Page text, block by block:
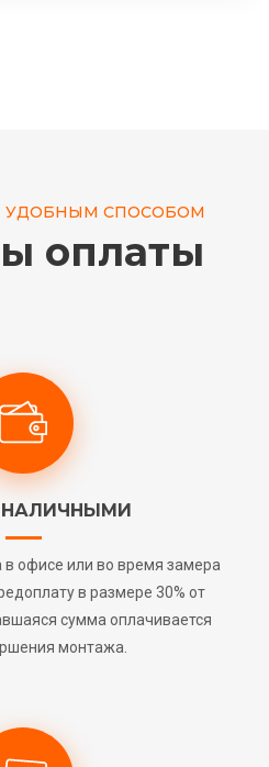
СПОСОБОМ
оплаты
НАЛИЧНЫМИ
офисе или во время замера
в размере 30% от
сумма оплачивается
монтажа.